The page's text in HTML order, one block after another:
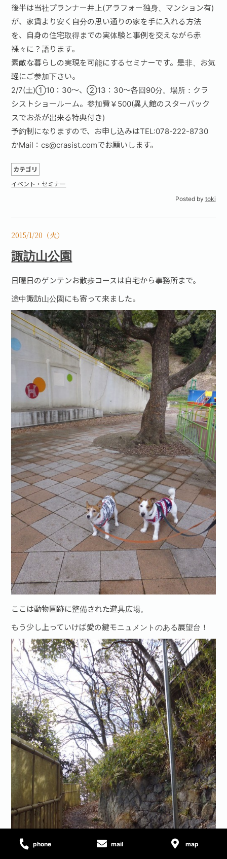
後半は当社プランナー井上(アラフォー独身、マンション有)
が、家賃より安く自分の思い通りの家を手に入れる方法
を、自身の住宅取得までの実体験と事例を交えながら赤
裸々に？語ります。
素敵な暮らしの実現を可能にするセミナーです。是非、お気
軽にご参加下さい。
2/7(土)①10：30～、②13：30～各回90分。場所：クラ
シストショールーム。参加費￥500(異人館のスターバック
スでお茶が出来る特典付き)
予約制になりますので、お申し込みはTEL:078-222-8730
かMail：cs@crasist.comでお願いします。
カテゴリ
イベント・セミナー
Posted by toki
2015/1/20（火）
諏訪山公園
日曜日のゲンテンお散歩コースは自宅から事務所まで。
途中諏訪山公園にも寄って来ました。
ここは動物園跡に整備された遊具広場。
もう少し上っていけば愛の鍵モニュメントのある展望台！
phone mail map